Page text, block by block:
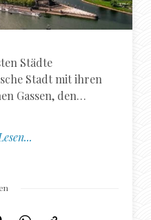
Städte
Stadt mit ihren
Gassen, den…